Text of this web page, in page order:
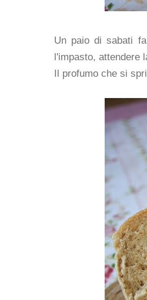
Un paio di sabati
l'impasto, attendere
Il profumo che si